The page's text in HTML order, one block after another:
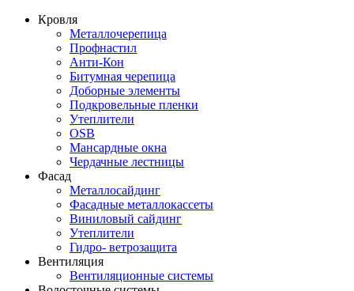
Кровля
Металлочерепица
Профнастил
Анти-Кон
Битумная черепица
Доборные элементы
Подкровельные пленки
Утеплители
OSB
Мансардные окна
Чердачные лестницы
Фасад
Металлосайдинг
Фасадные металлокассеты
Виниловый сайдинг
Утеплители
Гидро- ветрозащита
Вентиляция
Вентиляционные системы